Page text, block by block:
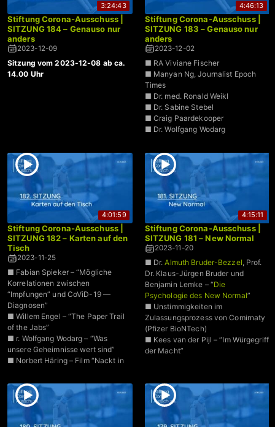
3:24:43
Stiftung Corona-Ausschuss |
SITZUNG 184 – Genauso nur
anders
2023-12-09
Sitzung vom 2023-12-08 ab ca.
14.00 Uhr
4:46:13
Stiftung Corona-Ausschuss |
SITZUNG 183 – Genauso nur
anders
2023-12-02
■ RA Viviane Fischer
■ Manyan Ng, Journalist Epoch
Times
■ Dr. med. Ronald Weikl
■ Dr. Sabine Stebel
■ Craig Paardekooper
■ Dr. Wolfgang Wodarg
4:01:59
Stiftung Corona-Ausschuss |
SITZUNG 182 – Karten auf den
Tisch
2023-11-25
■ Fabian Spieker – “Mögliche
Korrelationen zwischen
“Impfungen” und CoViD-19 —
Diagnosen”
■ Willem Engel – “The Paper Trail
of the Jabs”
■ r. Wolfgang Wodarg – “Was
unsere Geheimnisse wert sind”
■ Norbert Häring – Film “Nackt in
4:15:11
Stiftung Corona-Ausschuss |
SITZUNG 181 – New Normal
2023-11-20
■ Dr.Almuth Bruder-Bezzel, Prof.
Dr. Klaus-Jürgen Bruder und
Benjamin Lemke – “Die
Psychologie des New Normal”
■ Unstimmigkeiten im
Zulassungsprozess von Comirnaty
(Pfizer BioNTech)
■ Kees van der Pijl – “Im Würgegriff
der Macht”